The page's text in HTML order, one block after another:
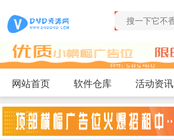
网站首页 软件仓库 活动资讯